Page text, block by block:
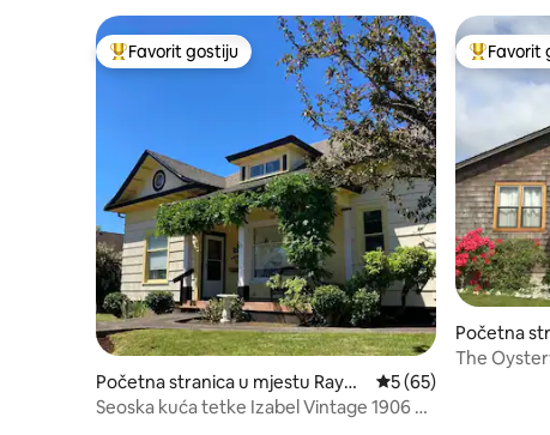
Glavni favorit gostiju
Favorit gostiju
Početna stranica u mjestu Raym
ond
prosječna ocjena 5
5 (65)
Seoska kuća tetke Izabel Vintage 1906 u
Glavni
Favorit
Početna
ysterville
The